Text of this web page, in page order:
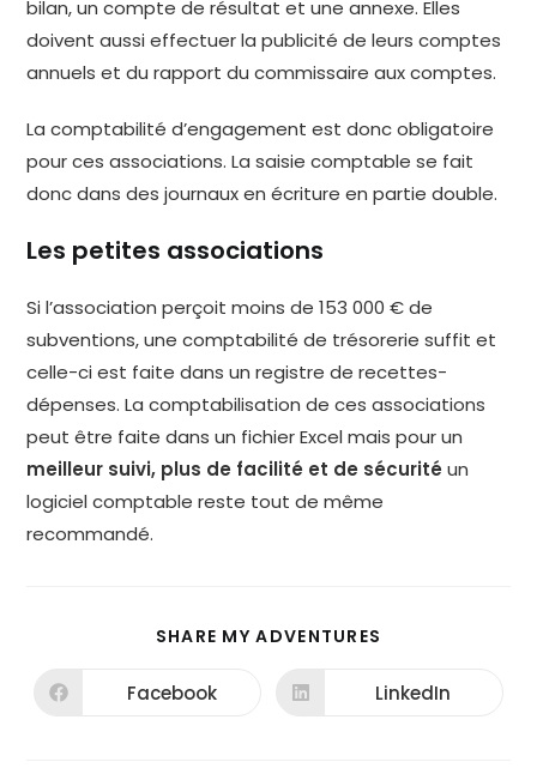
bilan, un compte de résultat et une annexe. Elles
doivent aussi effectuer la publicité de leurs comptes
annuels et du rapport du commissaire aux comptes.
La comptabilité d’engagement est donc obligatoire
pour ces associations. La saisie comptable se fait
donc dans des journaux en écriture en partie double.
Les petites associations
Si l’association perçoit moins de 153 000 € de
subventions, une comptabilité de trésorerie suffit et
celle-ci est faite dans un registre de recettes-
dépenses. La comptabilisation de ces associations
peut être faite dans un fichier Excel mais pour un
meilleur suivi, plus de facilité et de sécurité un
logiciel comptable reste tout de même
recommandé.
SHARE MY ADVENTURES
Facebook LinkedIn